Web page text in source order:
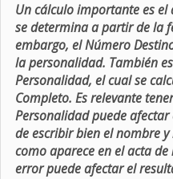
Un cálculo importante es
se determina a partir de la
embargo, el Número
la personalidad. También
Personalidad, el cual se
Completo. Es relevante
Personalidad puede
de escribir bien el nombre
como aparece en el acta
error puede afectar el